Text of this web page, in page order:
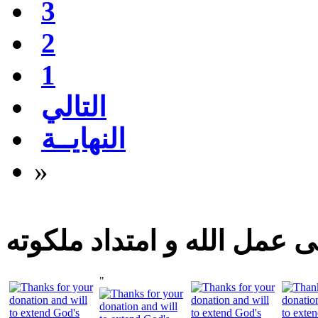
3
2
1
التالي
النهايــة
»
عمل الله و امتداد ملكوته
"